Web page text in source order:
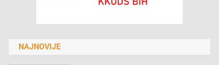
NAJNOVIJE